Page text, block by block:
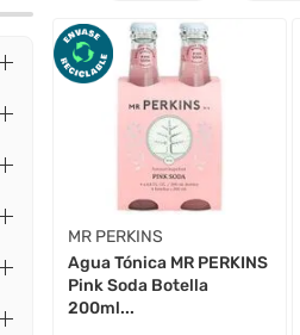
MR PERKINS
Agua Tónica MR PERKINS
Pink Soda Botella
200ml...